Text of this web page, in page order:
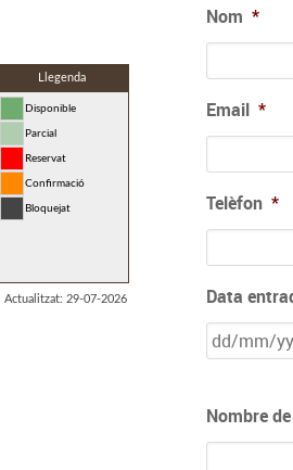
Nom *
Email *
Telèfon *
Data
Nombre